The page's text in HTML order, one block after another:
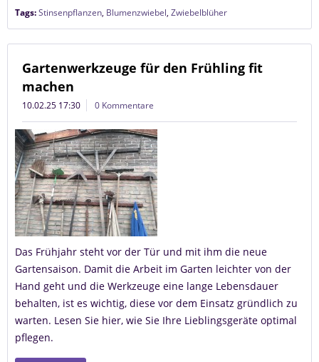
Tags:Stinsenpflanzen, Blumenzwiebel, Zwiebelblüher
Gartenwerkzeuge für den Frühling fit
machen
10.02.25 17:30 0 Kommentare
Das Frühjahr steht vor der Tür und mit ihm die neue
Gartensaison. Damit die Arbeit im Garten leichter von der
Hand geht und die Werkzeuge eine lange Lebensdauer
behalten, ist es wichtig, diese vor dem Einsatz gründlich zu
warten. Lesen Sie hier, wie Sie Ihre Lieblingsgeräte optimal
pflegen.